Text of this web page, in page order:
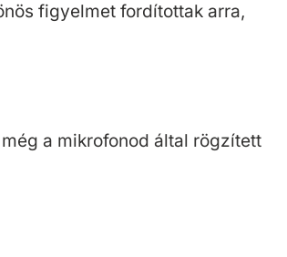
figyelmet fordítottak arra,
a mikrofonod által rögzített